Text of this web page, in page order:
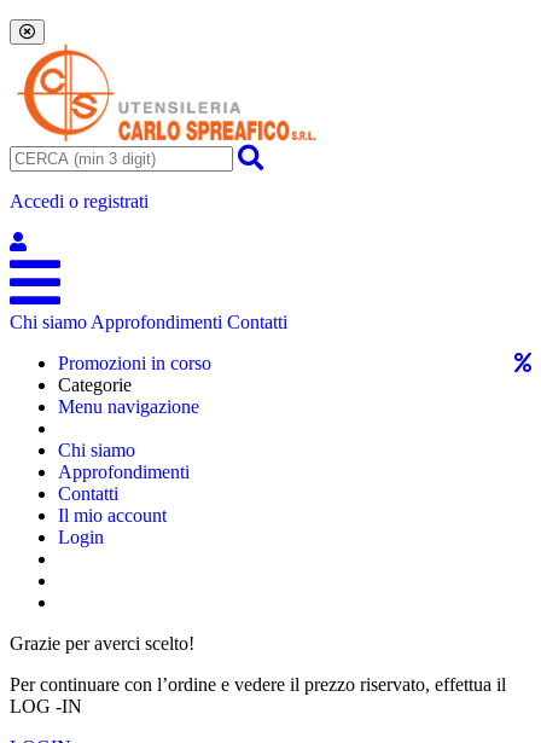
Accedi o registrati
Chi siamo Approfondimenti Contatti
Promozioni in corso
Categorie
Menu navigazione
Chi siamo
Approfondimenti
Contatti
Il mio account
Login
Grazie per averci scelto!
Per continuare con l’ordine e vedere il prezzo riservato, effettua il
LOG -IN